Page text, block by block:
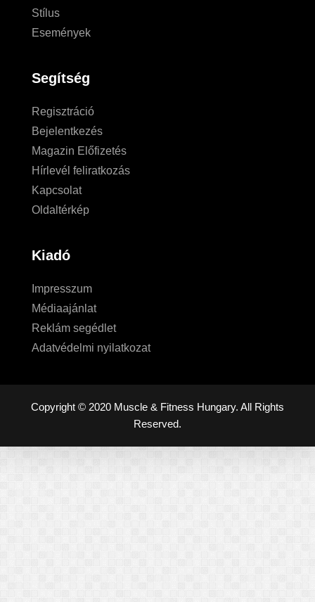
Stílus
Események
Segítség
Regisztráció
Bejelentkezés
Magazin Előfizetés
Hírlevél feliratkozás
Kapcsolat
Oldaltérkép
Kiadó
Impresszum
Médiaajánlat
Reklám segédlet
Adatvédelmi nyilatkozat
Copyright © 2020 Muscle & Fitness Hungary. All Rights
Reserved.